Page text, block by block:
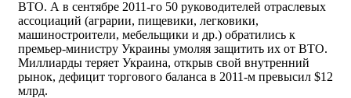
ВТО. А в сентябре 2011-го 50 руководителей отраслевых
ассоциаций (аграрии, пищевики, легковики,
машиностроители, мебельщики и др.) обратились к
премьер-министру Украины умоляя защитить их от ВТО.
Миллиарды теряет Украина, открыв свой внутренний
рынок, дефицит торгового баланса в 2011-м превысил $12
млрд.